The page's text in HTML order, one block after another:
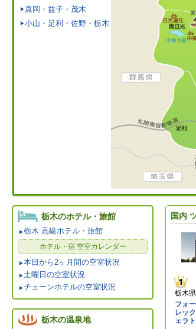
真岡・益子・茂木
小山・足利・佐野・栃木
栃木のホテル・旅館
栃木 高級ホテル・旅館
ホテル・宿 空室カレンダー
本日から2ヶ月間の空室状況
土曜日の空室状況
チェーンホテルの空室状況
栃木の温泉地
国内
栃木県
フォ
レッ
ェラ